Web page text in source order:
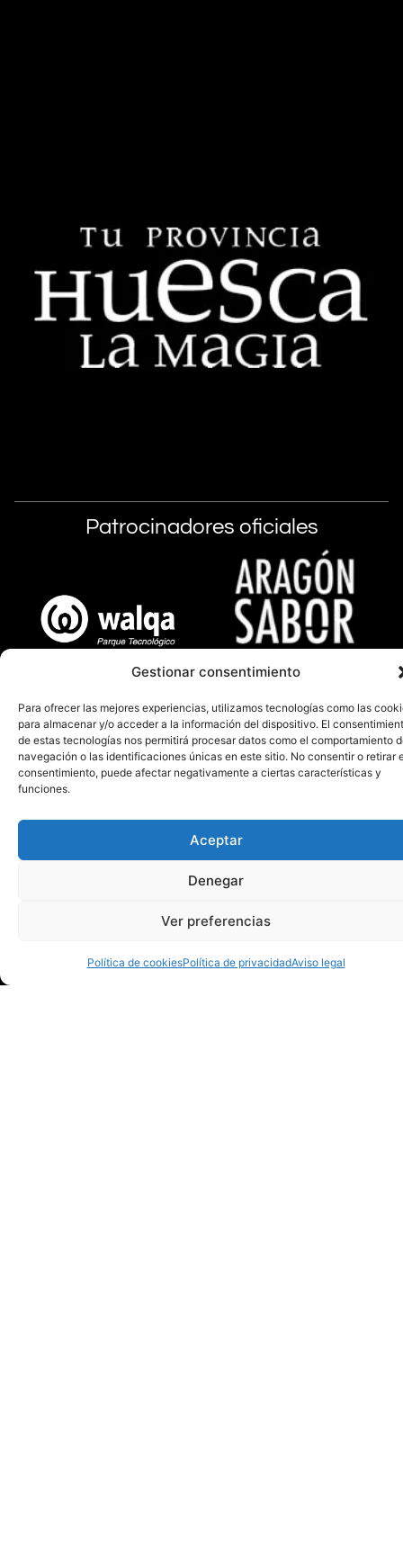
Gestionar consentimiento
Para ofrecer las mejores experiencias, utilizamos tecnologías como las
para almacenar y/o acceder a la información del dispositivo. El
de estas tecnologías nos permitirá procesar datos como el comportamiento
navegación o las identificaciones únicas en este sitio. No consentir o retirar
consentimiento, puede afectar negativamente a ciertas características y
funciones.
Aceptar
Denegar
Ver preferencias
Política de cookiesPolítica de privacidadAviso legal
Patrocinadores oficiales